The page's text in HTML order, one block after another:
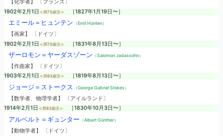
【化学者】 〔フランス〕
1902年2月1日 ≪満75歳没≫ ［1827年1月19日〜］
エミール＝ヒュンテン （Emil Hünten）
【画家】 〔ドイツ〕
1902年2月1日 ≪満70歳没≫ ［1831年8月13日〜］
ザーロモン＝ヤーダスゾーン （Salomon Jadassohn）
【作曲家】 〔ドイツ〕
1903年2月1日 ≪満83歳没≫ ［1819年8月13日〜］
ジョージ＝ストークス （George Gabriel Stokes）
【数学者、物理学者】 〔アイルランド〕
1914年2月1日 ≪満83歳没≫ ［1830年10月3日〜］
アルベルト＝ギュンター （Albert Günther）
【動物学者】 〔ドイツ〕